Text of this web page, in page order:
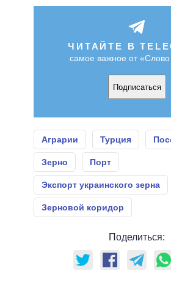
ЧИТАЙТЕ В
самое важное от
Подписаться
Аграрии Турция
Зерно Порт
Экспорт украинского зерна
Зерновой коридор
Поделиться: